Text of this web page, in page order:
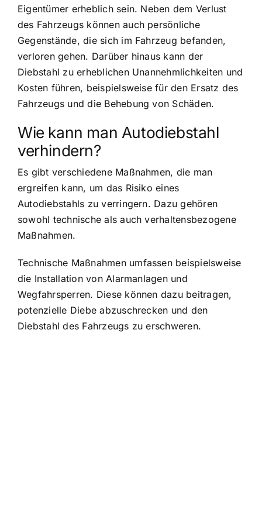
Eigentümer erheblich sein. Neben dem Verlust
des Fahrzeugs können auch persönliche
Gegenstände, die sich im Fahrzeug befanden,
verloren gehen. Darüber hinaus kann der
Diebstahl zu erheblichen Unannehmlichkeiten und
Kosten führen, beispielsweise für den Ersatz des
Fahrzeugs und die Behebung von Schäden.
Wie kann man Autodiebstahl
verhindern?
Es gibt verschiedene Maßnahmen, die man
ergreifen kann, um das Risiko eines
Autodiebstahls zu verringern. Dazu gehören
sowohl technische als auch verhaltensbezogene
Maßnahmen.
Technische Maßnahmen umfassen beispielsweise
die Installation von Alarmanlagen und
Wegfahrsperren. Diese können dazu beitragen,
potenzielle Diebe abzuschrecken und den
Diebstahl des Fahrzeugs zu erschweren.